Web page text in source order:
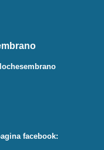
facebook: